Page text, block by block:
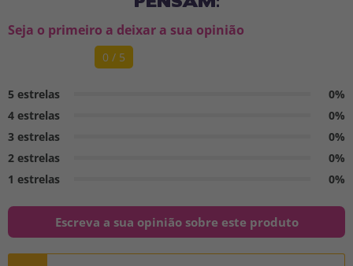
Seja o primeiro a deixar a sua opinião
0 / 5
5 estrelas
0%
4 estrelas
0%
3 estrelas
0%
2 estrelas
0%
1 estrelas
0%
Escreva a sua opinião sobre este produto